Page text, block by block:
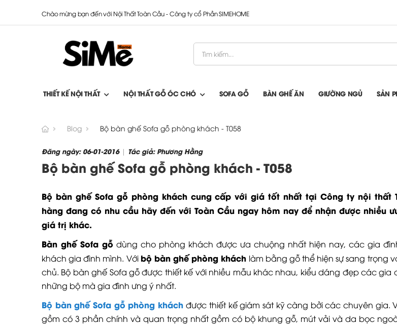
Chào mừng bạn đến với Nội Thất Toàn Cầu - Công ty cổ Phần SIMEHOME
THIẾT KẾ NỘI THẤT NỘI THẤT GỖ ÓC CHÓ SOFA GỖ BÀN GHẾ ĂN GIƯỜNG NGỦ SẢN
Blog Bộ bàn ghế Sofa gỗ phòng khách - T058
Đăng ngày: 06-01-2016| Tác giả: Phương Hằng
Bộ bàn ghế Sofa gỗ phòng khách - T058
Bộ bàn ghế Sofa gỗ phòng khách cung cấp với giá tốt nhất tại Công ty nội thất
hàng đang có nhu cầu hãy đến với Toàn Cầu ngay hôm nay để nhận được nhiều
giá trị khác.
Bàn ghế Sofa gỗ dùng cho phòng khách được ưa chuộng nhất hiện nay, các gia
khách gia đình mình. Với bộ bàn ghế phòng khách làm bằng gỗ thể hiện sự sang trọng
chủ. Bộ bàn ghế Sofa gỗ được thiết kế với nhiều mẫu khác nhau, kiểu dáng đẹp các gia
những bộ mà gia đình ưng ý nhất.
Bộ bàn ghế Sofa gỗ phòng khách được thiết kế giám sát kỹ càng bởi các chuyên gia.
gồm có 3 phần chính và quan trọng nhất gồm có bộ khung gỗ, mút vải và da bọc